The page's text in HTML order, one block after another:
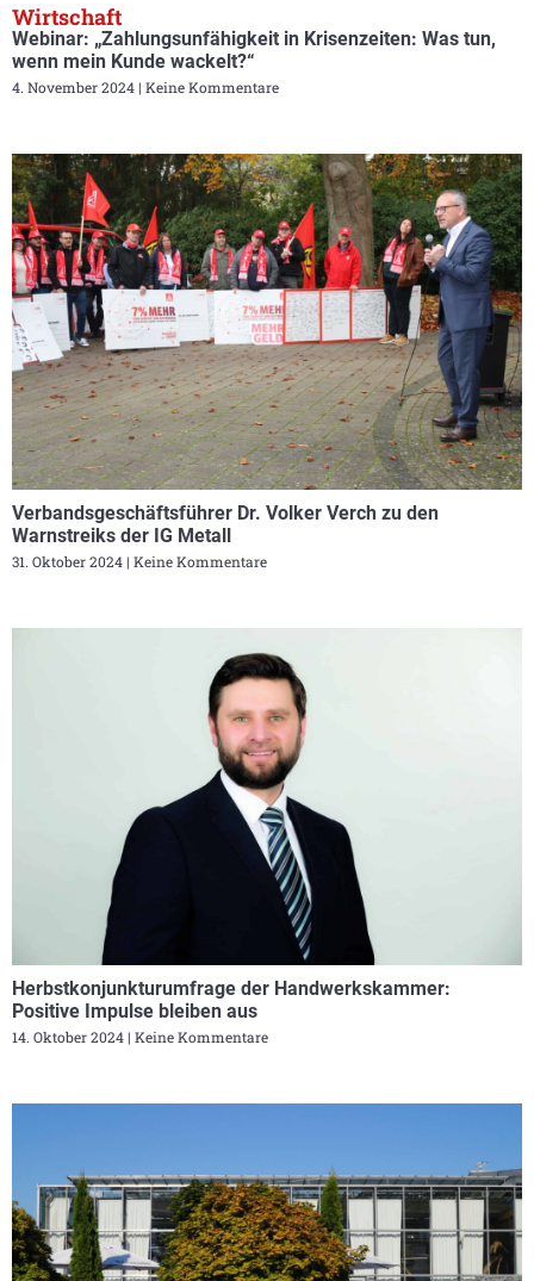
Wirtschaft
Webinar: „Zahlungsunfähigkeit in Krisenzeiten: Was tun,
wenn mein Kunde wackelt?“
4. November 2024 Keine Kommentare
Verbandsgeschäftsführer Dr. Volker Verch zu den
Warnstreiks der IG Metall
31. Oktober 2024 Keine Kommentare
Herbstkonjunkturumfrage der Handwerkskammer:
Positive Impulse bleiben aus
14. Oktober 2024 Keine Kommentare